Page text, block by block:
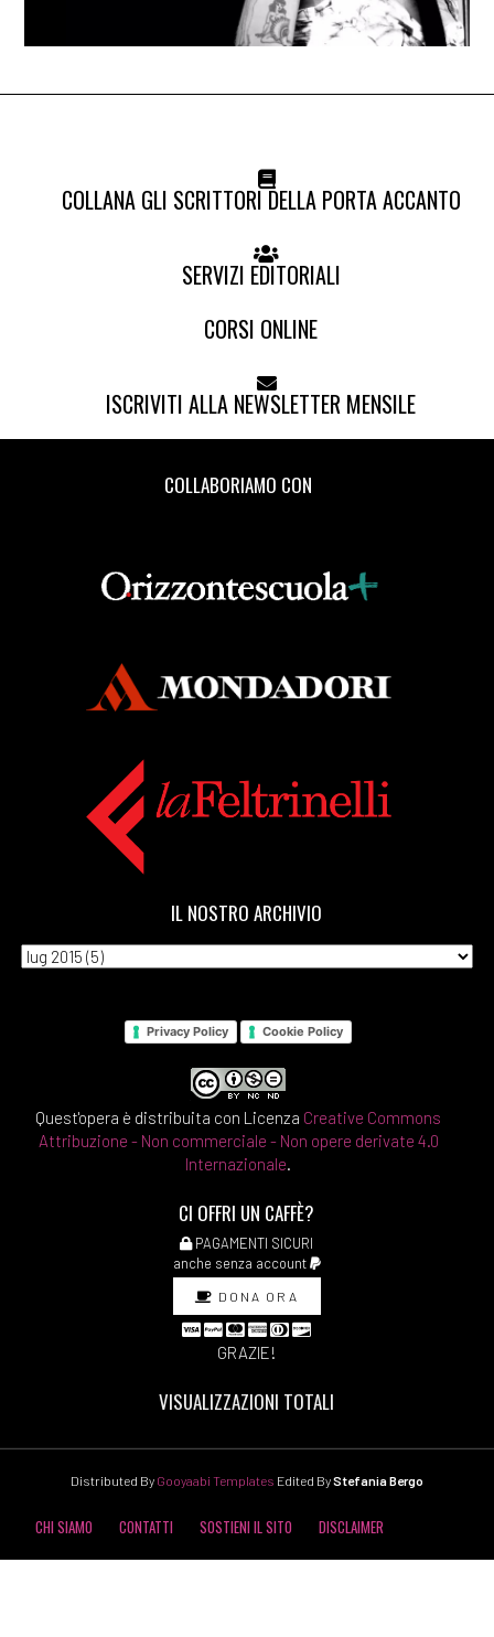
COLLANA GLI SCRITTORI DELLA PORTA ACCANTO
SERVIZI EDITORIALI
CORSI ONLINE
ISCRIVITI ALLA NEWSLETTER MENSILE
COLLABORIAMO CON
IL NOSTRO ARCHIVIO
Privacy Policy Cookie Policy
Quest'opera è distribuita con Licenza Creative Commons
Attribuzione - Non commerciale - Non opere derivate 4.0
Internazionale.
CI OFFRI UN CAFFÈ?
PAGAMENTI SICURI
anche senza account
DONA ORA
GRAZIE!
VISUALIZZAZIONI TOTALI
Distributed By Gooyaabi Templates Edited ByStefania Bergo
CHI SIAMO CONTATTI SOSTIENI IL SITO DISCLAIMER